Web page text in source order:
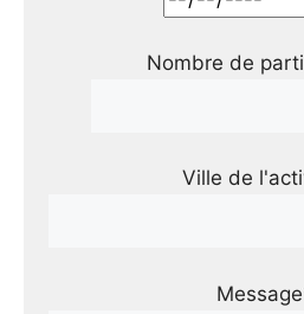
Nombre de
Ville de